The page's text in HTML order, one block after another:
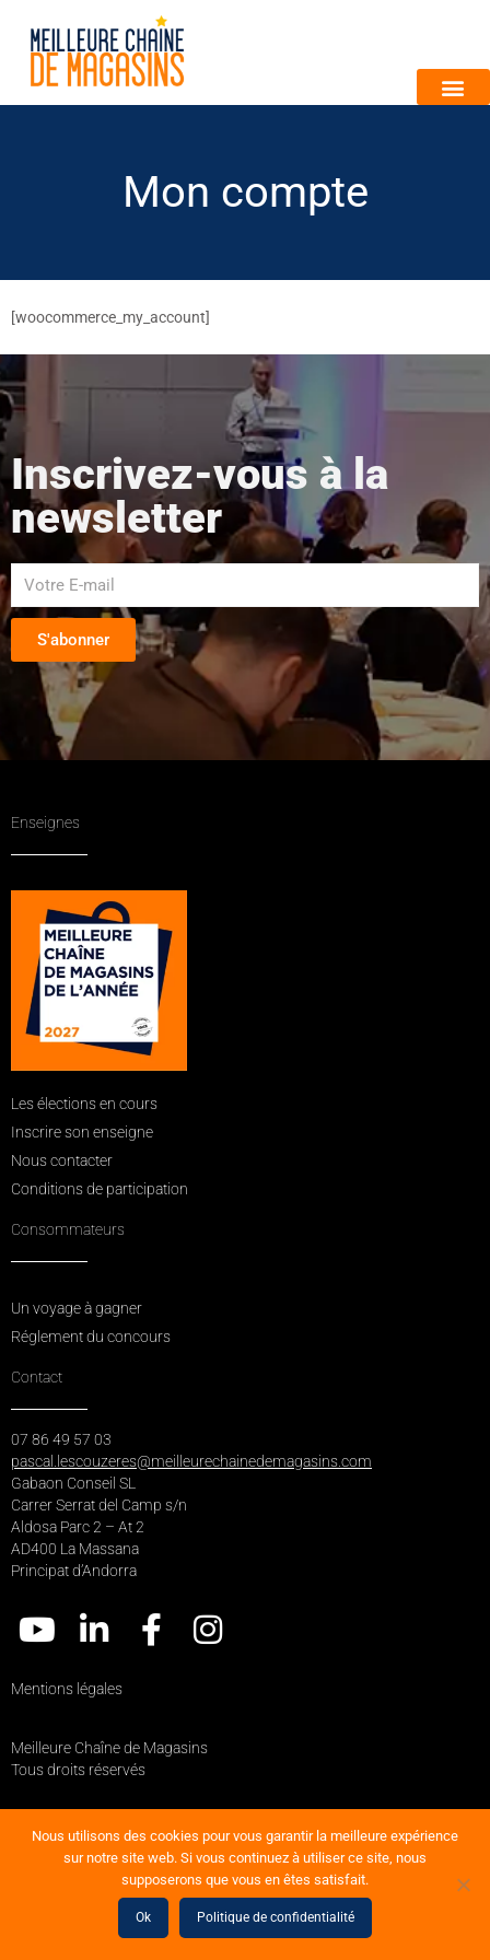
Mon compte
[woocommerce_my_account]
Inscrivez-vous à la
newsletter
S'abonner
Enseignes
Les élections en cours
Inscrire son enseigne
Nous contacter
Conditions de participation
Consommateurs
Un voyage à gagner
Réglement du concours
Contact
07 86 49 57 03
pascal.lescouzeres@meilleurechainedemagasins.com
Gabaon Conseil SL
Carrer Serrat del Camp s/n
Aldosa Parc 2 – At 2
AD400 La Massana
Principat d’Andorra
Mentions légales
Meilleure Chaîne de Magasins
Tous droits réservés
Réalisation Jonas Millet
Nous utilisons des cookies pour vous garantir la meilleure expérience
sur notre site web. Si vous continuez à utiliser ce site, nous
supposerons que vous en êtes satisfait.
Ok Politique de confidentialité